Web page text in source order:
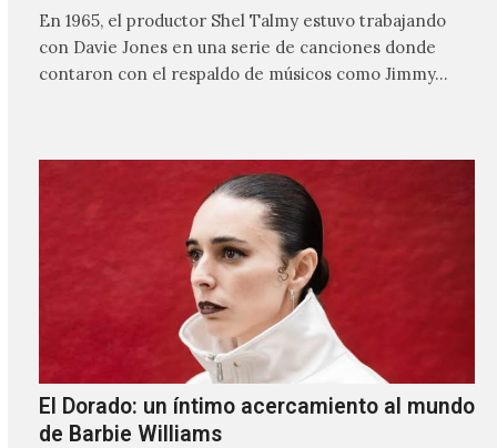
En 1965, el productor Shel Talmy estuvo trabajando
con Davie Jones en una serie de canciones donde
contaron con el respaldo de músicos como Jimmy…
El Dorado: un íntimo acercamiento al mundo
de Barbie Williams